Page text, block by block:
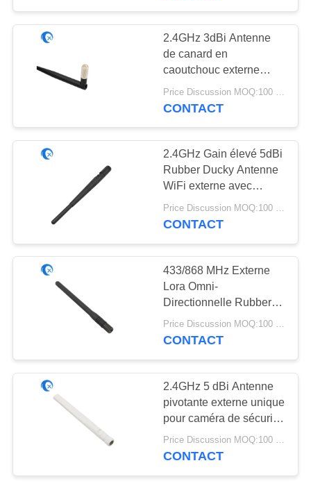
Pièces en plastique
adaptées aux
besoins du client
Assemblées de
câble coaxial de
liaison de rf
6
Matériel de machine
de commande
numérique par
ordinateur
18
2.4GHz 3dBi Antenne
de canard en
caoutchouc externe
unique avec connecteur
SMA pivotant pour
CONTACT
2.4GHz Gain élevé 5dBi
Rubber Ducky Antenne
WiFi externe avec
connecteur TNC pour
télécommunication
Price Discussion MOQ:100 pièces
CONTACT
433/868 MHz Externe
Lora Omni-
Directionnelle Rubber
Ducky Antenne avec
SMA mâle pour les
Price Discussion MOQ:100 pièces
CONTACT
2.4GHz 5 dBi Antenne
pivotante externe unique
pour caméra de sécurité
Antenne à canard en
caoutchouc pour routeur
Price Discussion MOQ:100 pièces
CONTACT